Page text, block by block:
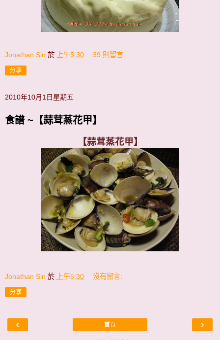
Jonathan Sin 於 上午5:30 39 則留言:
分享
2010年10月1日星期五
食譜 ~【蒜茸蒸花甲】
【蒜茸蒸花甲】
Jonathan Sin 於 上午5:30 沒有留言:
分享
‹ ›
首頁